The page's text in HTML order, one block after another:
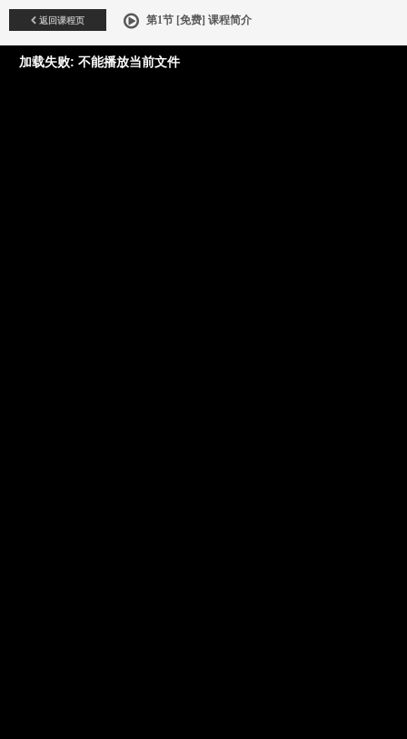
返回课程页 第1节 [免费] 课程简介
加载失败: 不能播放当前文件